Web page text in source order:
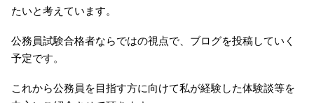
たいと考えています。
公務員試験合格者ならではの視点で、ブログを投稿していく
予定です。
これから公務員を目指す方に向けて私が経験した体験談等を